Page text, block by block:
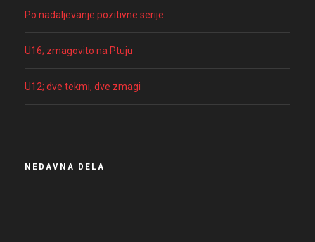
Po nadaljevanje pozitivne serije
U16; zmagovito na Ptuju
U12; dve tekmi, dve zmagi
NEDAVNA DELA